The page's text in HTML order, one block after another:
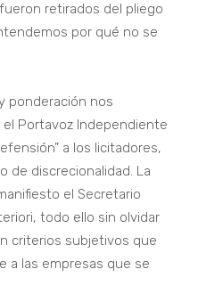
retirados del pliego
por qué no se
ponderación nos
el Portavoz Independiente
a los licitadores,
de discrecionalidad. La
el Secretario
todo ello sin olvidar
criterios subjetivos que
a las empresas que se